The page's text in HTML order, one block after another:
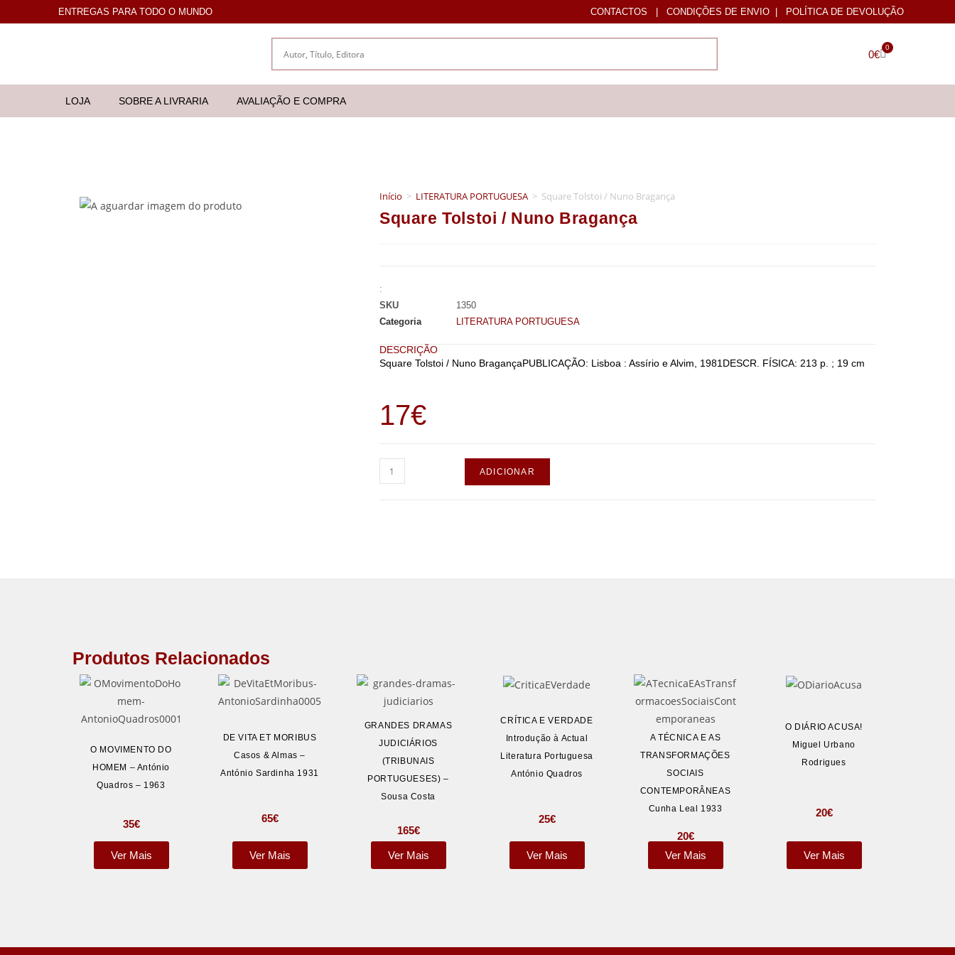
ENTREGAS PARA TODO O MUNDO CONTACTOS | CONDIÇÕES DE ENVIO | POLÍTICA DE DEVOLUÇÃO
0€
0
LOJA SOBRE A LIVRARIA AVALIAÇÃO E COMPRA
Início > LITERATURA PORTUGUESA > Square Tolstoi / Nuno Bragança
Square Tolstoi / Nuno Bragança
:
SKU
1350
Categoria
LITERATURA PORTUGUESA
DESCRIÇÃO
Square Tolstoi / Nuno BragançaPUBLICAÇÃO: Lisboa : Assírio e Alvim, 1981DESCR. FÍSICA: 213 p. ; 19 cm
17€
ADICIONAR
Produtos Relacionados
O MOVIMENTO DO
HOMEM – António
Quadros – 1963
35€
Ver Mais
DE VITA ET MORIBUS
Casos & Almas –
António Sardinha 1931
65€
Ver Mais
GRANDES DRAMAS
JUDICIÁRIOS
(TRIBUNAIS
PORTUGUESES) –
Sousa Costa
165€
Ver Mais
CRÍTICA E VERDADE
Introdução à Actual
Literatura Portuguesa
António Quadros
25€
Ver Mais
A TÉCNICA E AS
TRANSFORMAÇÕES
SOCIAIS
CONTEMPORÂNEAS
Cunha Leal 1933
20€
Ver Mais
O DIÁRIO ACUSA!
Miguel Urbano
Rodrigues
20€
Ver Mais